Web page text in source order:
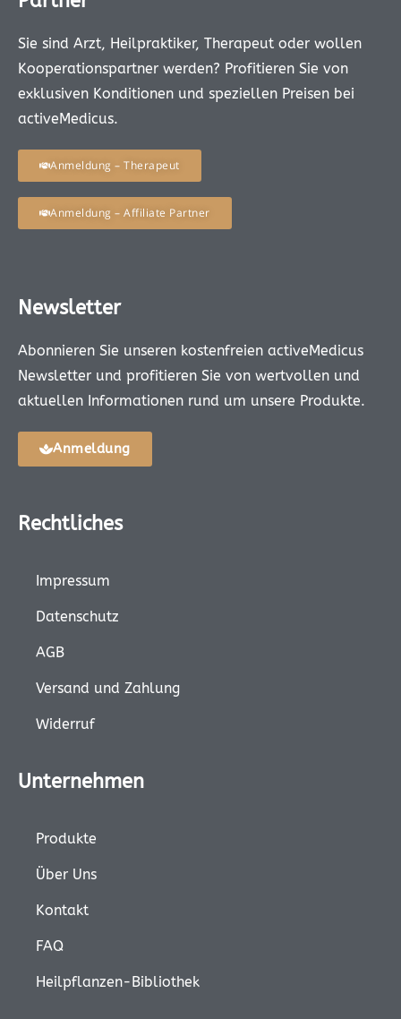
Sie sind Arzt, Heilpraktiker, Therapeut oder wollen
Kooperationspartner werden? Profitieren Sie von
exklusiven Konditionen und speziellen Preisen bei
activeMedicus.
Anmeldung – Therapeut
Anmeldung – Affiliate Partner
Newsletter
Abonnieren Sie unseren kostenfreien activeMedicus
Newsletter und profitieren Sie von wertvollen und
aktuellen Informationen rund um unsere Produkte.
Anmeldung
Rechtliches
Impressum
Datenschutz
AGB
Versand und Zahlung
Widerruf
Unternehmen
Produkte
Über Uns
Kontakt
FAQ
Heilpflanzen-Bibliothek